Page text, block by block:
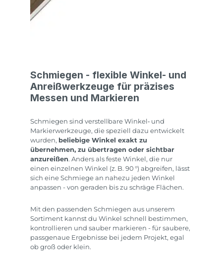
Schmiegen - flexible Winkel‑ und
Anreißwerkzeuge für präzises
Messen und Markieren
Schmiegen sind verstellbare Winkel‑ und
Markierwerkzeuge, die speziell dazu entwickelt
wurden, beliebige Winkel exakt zu
übernehmen, zu übertragen oder sichtbar
anzureißen. Anders als feste Winkel, die nur
einen einzelnen Winkel (z. B. 90 °) abgreifen, lässt
sich eine Schmiege an nahezu jeden Winkel
anpassen - von geraden bis zu schräge Flächen.
Mit den passenden Schmiegen aus unserem
Sortiment kannst du Winkel schnell bestimmen,
kontrollieren und sauber markieren - für saubere,
passgenaue Ergebnisse bei jedem Projekt, egal
ob groß oder klein.